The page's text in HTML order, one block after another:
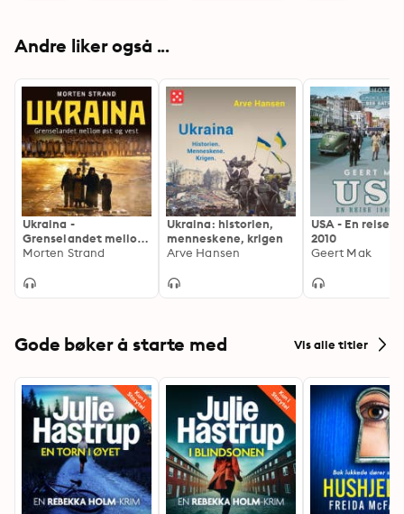
Andre liker også ...
Ukraina -
Grenselandet mellom
øst og vest:
øst og vest
Morten Strand
Ukraina: historien,
menneskene, krigen
Arve Hansen
USA - En reise
2010
Geert Mak
Gode bøker å starte med Vis alle titler